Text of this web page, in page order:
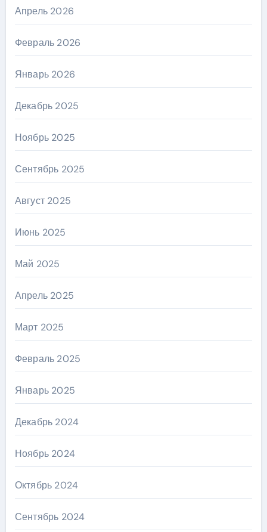
Апрель 2026
Февраль 2026
Январь 2026
Декабрь 2025
Ноябрь 2025
Сентябрь 2025
Август 2025
Июнь 2025
Май 2025
Апрель 2025
Март 2025
Февраль 2025
Январь 2025
Декабрь 2024
Ноябрь 2024
Октябрь 2024
Сентябрь 2024